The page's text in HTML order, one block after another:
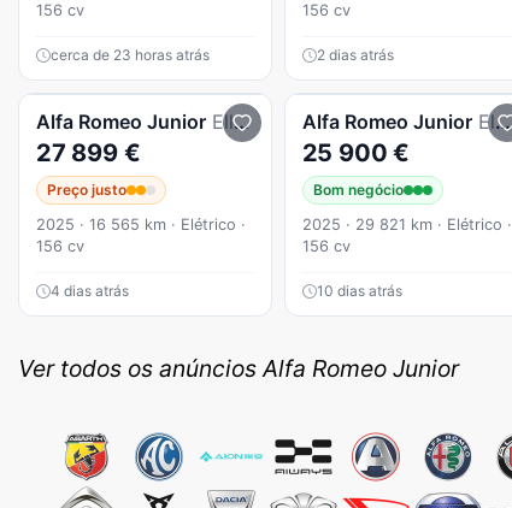
156 cv
cerca de 23 horas atrás
156 cv
2 dias atrás
Alfa Romeo Junior Elletrica 50 kWh
27 899 €
Preço justo
2025 · 16 565 km · Elétrico ·
156 cv
4 dias atrás
Alfa Romeo Junior Elettrica Sprint
25 900 €
Bom negócio
2025 · 29 821 km · Elétrico ·
156 cv
10 dias atrás
Ver todos os anúncios Alfa Romeo Junior